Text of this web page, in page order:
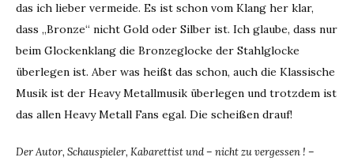
das ich lieber vermeide. Es ist schon vom Klang her klar,
dass „Bronze“ nicht Gold oder Silber ist. Ich glaube, dass nur
beim Glockenklang die Bronzeglocke der Stahlglocke
überlegen ist. Aber was heißt das schon, auch die Klassische
Musik ist der Heavy Metallmusik überlegen und trotzdem ist
das allen Heavy Metall Fans egal. Die scheißen drauf!
Der Autor, Schauspieler, Kabarettist und – nicht zu vergessen ! –